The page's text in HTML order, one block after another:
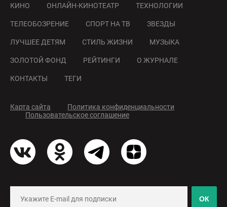
КИНО ОНЛАЙН-КИНОТЕАТР ТЕХНОЛОГИИ
ТЕЛЕОБОЗРЕНИЕ СПОРТ НА ТВ ЗВЕЗДЫ
ЛУЧШЕЕ ДЕТЯМ СТИЛЬ ЖИЗНИ МУЗЫКА
ЗОЛОТОЙ ФОНД РЕЙТИНГИ О ЖУРНАЛЕ
КОНТАКТЫ ТЕГИ
Карта сайта
Политика конфиденциальности
Пользовательское соглашение
ОК